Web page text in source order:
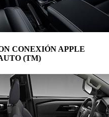
CONEXIÓN APPLE
(TM)